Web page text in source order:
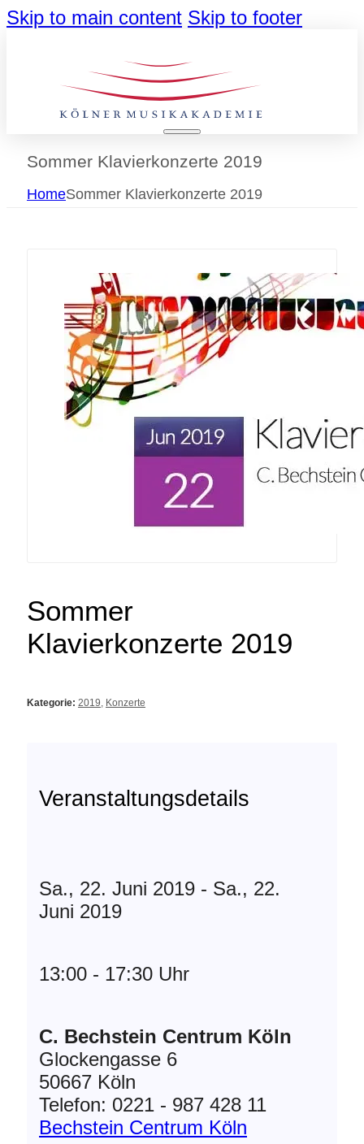
Skip to main content Skip to footer
Sommer Klavierkonzerte 2019
HomeSommer Klavierkonzerte 2019
Sommer
Klavierkonzerte 2019
Kategorie: 2019, Konzerte
Veranstaltungsdetails
Sa., 22. Juni 2019 - Sa., 22.
Juni 2019
13:00 - 17:30 Uhr
C. Bechstein Centrum Köln
Glockengasse 6
50667 Köln
Telefon: 0221 - 987 428 11
Bechstein Centrum Köln